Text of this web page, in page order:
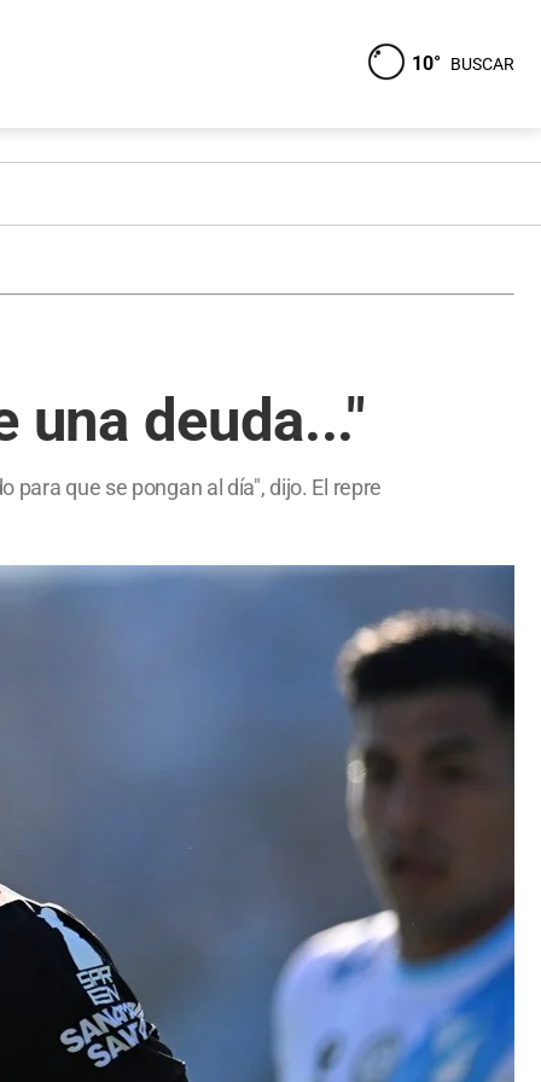
10° BUSCAR
una deuda..."
para que se pongan al día", dijo. El repre